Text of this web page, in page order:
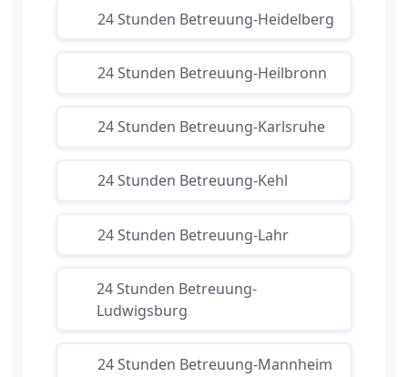
24 Stunden Betreuung-Heidelberg
24 Stunden Betreuung-Heilbronn
24 Stunden Betreuung-Karlsruhe
24 Stunden Betreuung-Kehl
24 Stunden Betreuung-Lahr
24 Stunden Betreuung-
Ludwigsburg
24 Stunden Betreuung-Mannheim